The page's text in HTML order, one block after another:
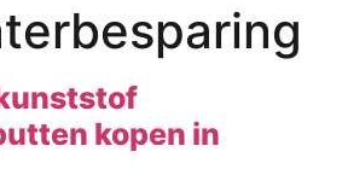
kopen in